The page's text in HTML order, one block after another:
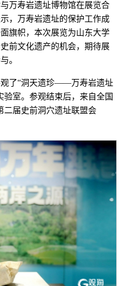
万寿岩遗址博物馆在展览合
，万寿岩遗址的保护工作成
旗帜，本次展览为山东大学
前文化遗产的机会，期待展
。
观了“洞天遗珍——万寿岩遗址
验室。参观结束后，来自全国
二届史前洞穴遗址联盟会